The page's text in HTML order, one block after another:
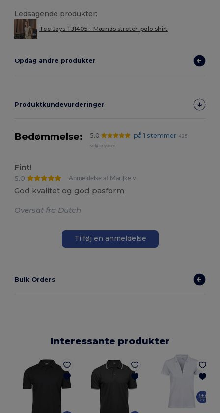
Ledsagende produkter:
Tee Jays TJ1405 - Mænds stretch polo shirt
Opdag andre produkter
Produktkundevurderinger
Bedømmelse: 5.0 på 1 stemmer 425
solgte varer
Fint!
5.0
Anmeldelse af Marijke v.
God kvalitet og god pasform
Oversat fra Dutch
Tilføj en anmeldelse
Bulk Orders
Interessante produkter